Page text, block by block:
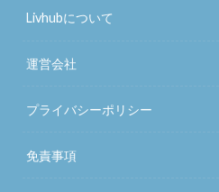
Livhubについて
運営会社
プライバシーポリシー
免責事項